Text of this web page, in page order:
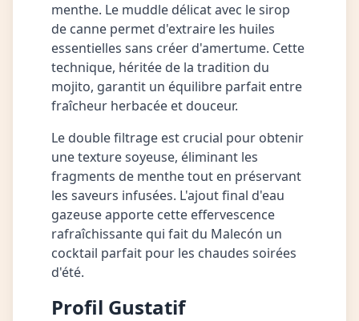
menthe. Le muddle délicat avec le sirop
de canne permet d'extraire les huiles
essentielles sans créer d'amertume. Cette
technique, héritée de la tradition du
mojito, garantit un équilibre parfait entre
fraîcheur herbacée et douceur.
Le double filtrage est crucial pour obtenir
une texture soyeuse, éliminant les
fragments de menthe tout en préservant
les saveurs infusées. L'ajout final d'eau
gazeuse apporte cette effervescence
rafraîchissante qui fait du Malecón un
cocktail parfait pour les chaudes soirées
d'été.
Profil Gustatif